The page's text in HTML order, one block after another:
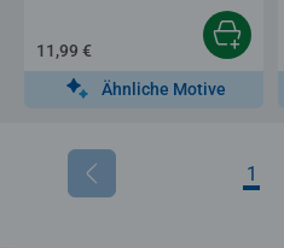
11,99 €
Ähnliche Motive
1